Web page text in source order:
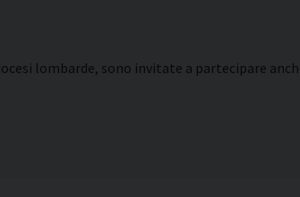
lombarde, sono invitate a partecipare